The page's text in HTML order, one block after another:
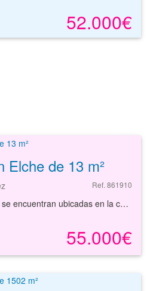
52.000€
Elche de 13 m²
Ref. 861910
Plazas de aparcamiento que se encuentran ubicadas en la calle Antonio Mora Ferrández del municipio de Elche, municipio de la Comunidad Valenciana, situado en el sur de la provincia de Alicante, en la comarca del Bajo Vinalopó. Pertenece a un edificio residencial sin terminar en el casco urbano. El edificio está constituido por 3 plantas sótano destinados a garajes, planta baja para local comercial y 4 plantas piso con 3 viviendas por planta, con un total de 12 viviendas. Los activos son 11 plazas de aparcamiento repartidas en los 3 sótanos del edificio, encontrándose estos sótanos en una fase de construcción precaria, sin acabados ni instalaciones, por lo que no se pueden determinar físicamente dichas plazas de aparcamiento. Podrá conocer las posibilidades reales de estos activos y valorar sus posibilidades de inversión. Empiece ahora mismo pidiendo más información. Un responsable cercano a usted le atenderá personalmente.
55.000€